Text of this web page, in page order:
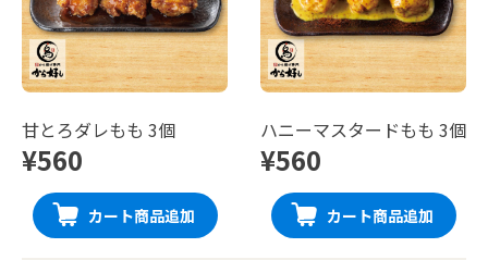
甘とろダレもも 3個
¥560
カート商品追加
ハニーマスタードもも 3個
¥560
カート商品追加